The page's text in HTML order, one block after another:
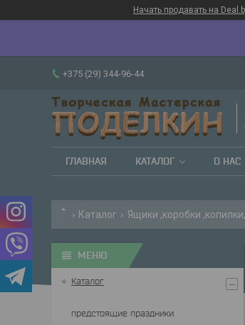
Начать продавать на
+375 (29) 344-96-44
ГЛАВНАЯ КАТАЛОГ О НАС
Каталог Ящики ,коробки
Каталог
предстоящие праздники